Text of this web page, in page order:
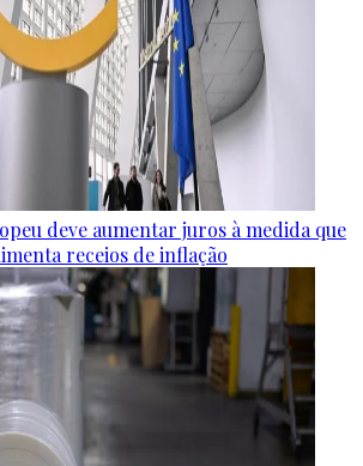
deve aumentar juros à medida que
receios de inflação